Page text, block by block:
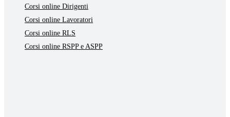
Corsi online Dirigenti
Corsi online Lavoratori
Corsi online RLS
Corsi online RSPP e ASPP